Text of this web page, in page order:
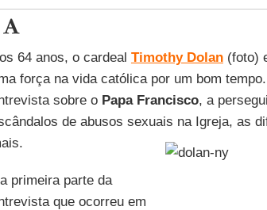
64 anos, o cardeal Timothy Dolan(foto)
força na vida católica por um bom
sobre o Papa Francisco, a
de abusos sexuais na Igreja, as
primeira parte da
que ocorreu em